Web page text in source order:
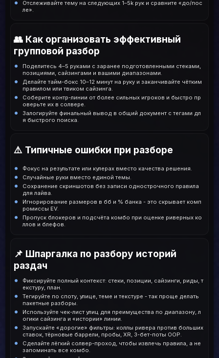
Отслеживайте тему на следующих 1–5k рук и сравните «до/пос
ле».
👥 Как организовать эффективный
групповой разбор
Поделитесь 4–5 руками с заранее подготовленными стеками,
позициями, сайзингами и вашими диапазонами.
Делайте тайм-бокс 10–12 минут на руку и заканчивайте чётким
правилом или твиком сайзинга.
Соберите контр-линии от более сильных игроков и быстро пр
оверьте их в солвере.
Залогируйте финальный вывод в общий документ с тегами дл
я быстрого поиска.
⚠️ Типичные ошибки при разборе
Фокус на результате или кулерах вместо качества решения.
Случайные руки вместо единой темы.
Сохранение скриншотов без записи однострочного правила
для лайва.
Игнорирование размеров в бб и % банка - это скрывает комп
ромиссы EV.
Пропуск блокеров и подсчёта комбо при оценке риверных ко
ллов и блефов.
📌 Шпаргалка по разбору историй
раздач
Фиксируйте полный контекст: стеки, позиции, сайзинги, риды, т
екстуру, план.
Тегируйте по споту, улице, теме и текстуре - так проще делать
пакетные разборы.
Используйте чек-лист улиц для преимущества по диапазону, л
огики сайзинга и «истории» линии.
Запускайте «дорогие» фильтры: коллы ривера против больших
ставок, тёрновые баррели, пробы, XR, 3-бет-поты OOP.
Сделайте лёгкий солвер-проход, чтобы извлечь правила, а не
запоминать все комбо.